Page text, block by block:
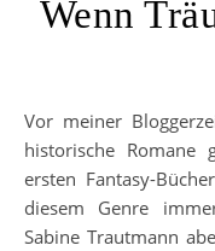
Wenn
Vor meiner Bloggerzeit habe ich sehr gerne und häufig
historische Romane
ersten Fantasy-
diesem Genre
Sabine Trautmann